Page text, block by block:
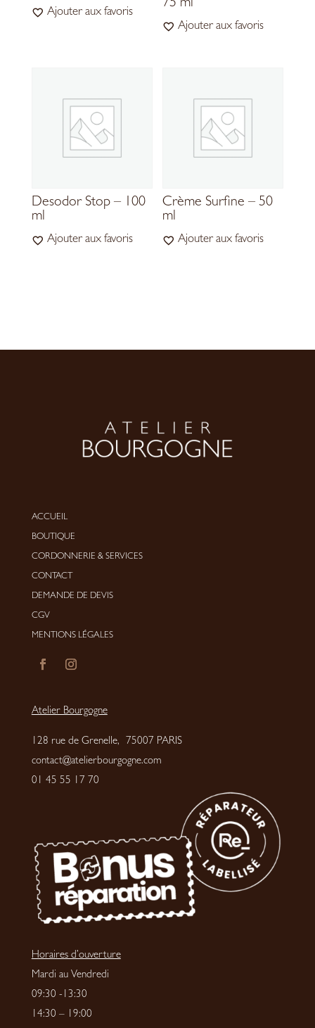
Ajouter aux favoris
75 ml
Ajouter aux favoris
Desodor Stop – 100
ml
Ajouter aux favoris
Crème Surfine – 50
ml
Ajouter aux favoris
ACCUEIL
BOUTIQUE
CORDONNERIE & SERVICES
CONTACT
DEMANDE DE DEVIS
CGV
MENTIONS LÉGALES
Atelier Bourgogne
128 rue de Grenelle, 75007 PARIS
contact@atelierbourgogne.com
01 45 55 17 70
Horaires d’ouverture
Mardi au Vendredi
09:30 -13:30
14:30 – 19:00